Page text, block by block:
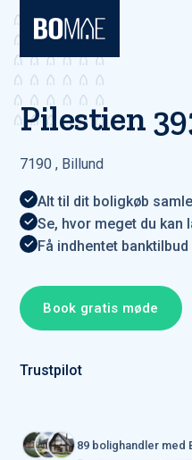
Pilestien
7190 , Billund
Alt til dit boligkøb
Se, hvor meget du kan
Få indhentet banktilbud
Book gratis møde
Trustpilot
89 bolighandler med